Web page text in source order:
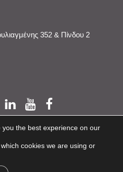
352 & Πίνδου 2
RESERVED. TO TOP
the best experience on our
cookies we are using or